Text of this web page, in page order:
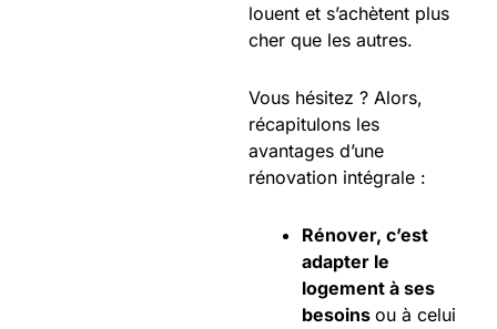
louent et s’achètent plus
cher que les autres.
Vous hésitez ? Alors,
récapitulons les
avantages d’une
rénovation intégrale :
Rénover, c’est
adapter le
logement à ses
besoins ou à celui